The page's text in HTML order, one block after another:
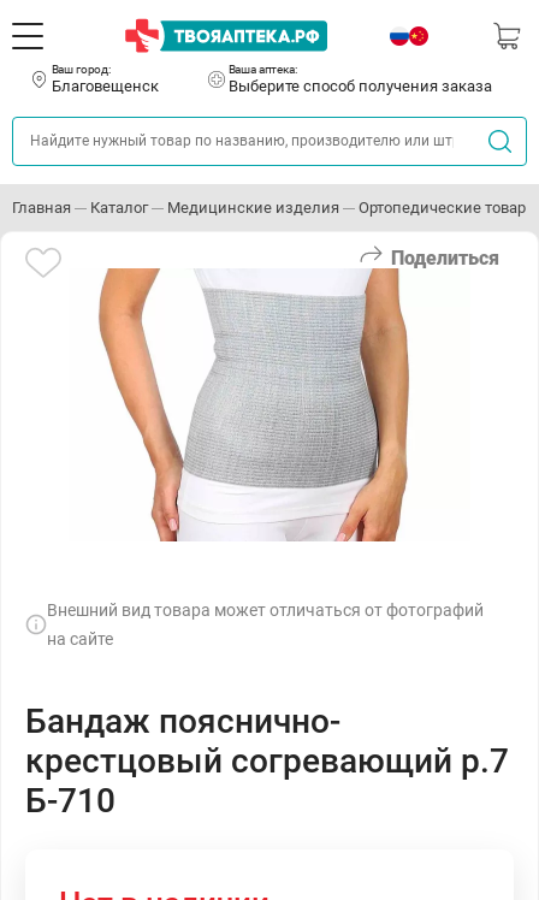
Ваш город:
Благовещенск
Ваша аптека:
Выберите способ получения заказа
Главная Каталог Медицинские изделия Ортопедические товары
Поделиться
Внешний вид товара может отличаться от фотографий
на сайте
Бандаж пояснично-
крестцовый согревающий р.7
Б-710